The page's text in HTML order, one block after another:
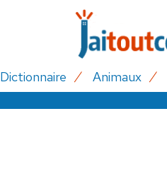
Dictionnaire Animaux